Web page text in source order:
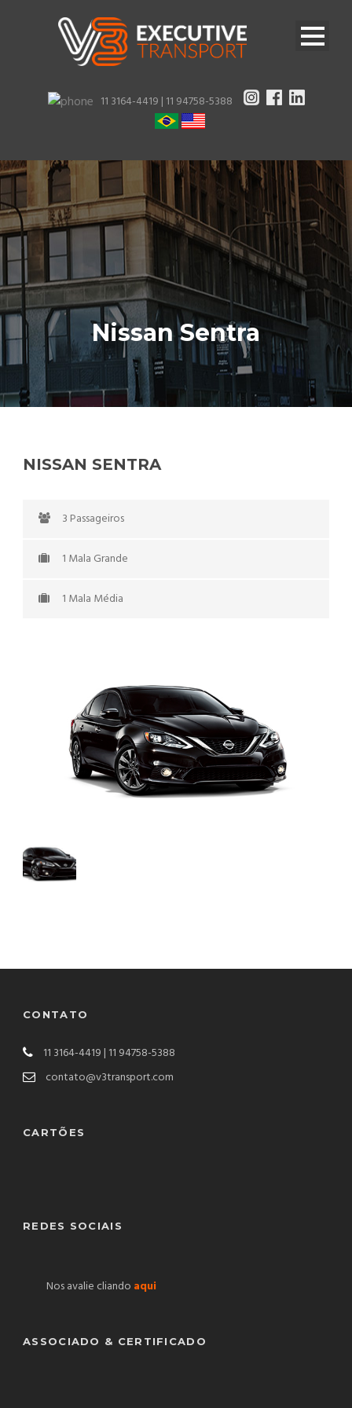
11 3164-4419 | 11 94758-5388
Nissan Sentra
NISSAN SENTRA
3 Passageiros
1 Mala Grande
1 Mala Média
CONTATO
11 3164-4419 | 11 94758-5388
contato@v3transport.com
CARTÕES
REDES SOCIAIS
Nos avalie cliando aqui
ASSOCIADO & CERTIFICADO